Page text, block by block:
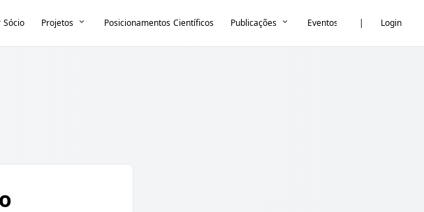
Sócio Projetos Posicionamentos Científicos Publicações Eventos Academia
| Login